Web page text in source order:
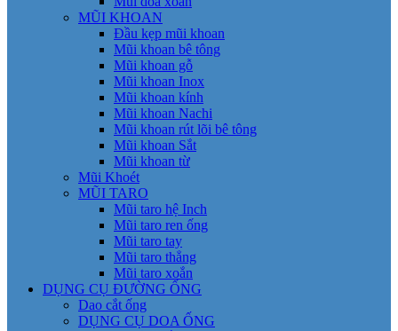
MŨI KHOAN
Đầu kẹp mũi khoan
Mũi khoan bê tông
Mũi khoan gỗ
Mũi khoan Inox
Mũi khoan kính
Mũi khoan Nachi
Mũi khoan rút lõi bê tông
Mũi khoan Sắt
Mũi khoan từ
Mũi Khoét
MŨI TARO
Mũi taro hệ Inch
Mũi taro ren ống
Mũi taro tay
Mũi taro thẳng
Mũi taro xoắn
DỤNG CỤ ĐƯỜNG ỐNG
Dao cắt ống
DỤNG CỤ DOA ỐNG